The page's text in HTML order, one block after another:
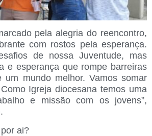
pela alegria do reencontro,
com rostos pela esperança.
de nossa Juventude, mas
e esperança que rompe barreiras
um mundo melhor. Vamos somar
Igreja diocesana temos uma
e missão com os jovens”,
ai?